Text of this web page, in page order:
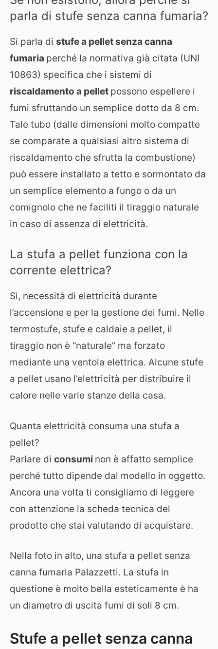
parla di stufe senza canna fumaria?
Si parla di stufe a pellet senza canna
fumaria perché la normativa già citata (UNI
10863) specifica che i sistemi di
riscaldamento a pellet possono espellere i
fumi sfruttando un semplice dotto da 8 cm.
Tale tubo (dalle dimensioni molto compatte
se comparate a qualsiasi altro sistema di
riscaldamento che sfrutta la combustione)
può essere installato a tetto e sormontato da
un semplice elemento a fungo o da un
comignolo che ne faciliti il tiraggio naturale
in caso di assenza di elettricità.
La stufa a pellet funziona con la
corrente elettrica?
Sì, necessità di elettricità durante
l’accensione e per la gestione dei fumi. Nelle
termostufe, stufe e caldaie a pellet, il
tiraggio non è “naturale” ma forzato
mediante una ventola elettrica. Alcune stufe
a pellet usano l’elettricità per distribuire il
calore nelle varie stanze della casa.
Quanta elettricità consuma una stufa a
pellet?
Parlare di consumi non è affatto semplice
perché tutto dipende dal modello in oggetto.
Ancora una volta ti consigliamo di leggere
con attenzione la scheda tecnica del
prodotto che stai valutando di acquistare.
Nella foto in alto, una stufa a pellet senza
canna fumaria Palazzetti. La stufa in
questione è molto bella esteticamente è ha
un diametro di uscita fumi di soli 8 cm.
Stufe a pellet senza canna